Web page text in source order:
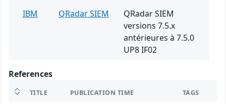
IBM
QRadar SIEM
QRadar SIEM
versions 7.5.x
antérieures à 7.5.0
UP8 IF02
References
TITLE PUBLICATION TIME TAGS